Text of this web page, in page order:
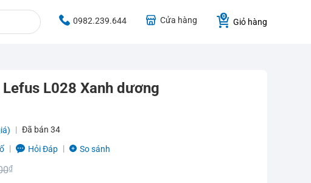
0982.239.644 Cửa hàng Giỏ hàng
L028 Xanh dương
Đã bán34
Hỏi Đáp So sánh
₫